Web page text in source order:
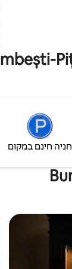
חניה חינם במקום